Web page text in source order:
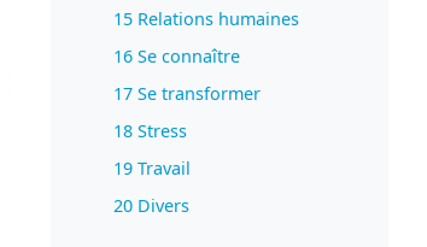
15 Relations humaines
16 Se connaître
17 Se transformer
18 Stress
19 Travail
20 Divers